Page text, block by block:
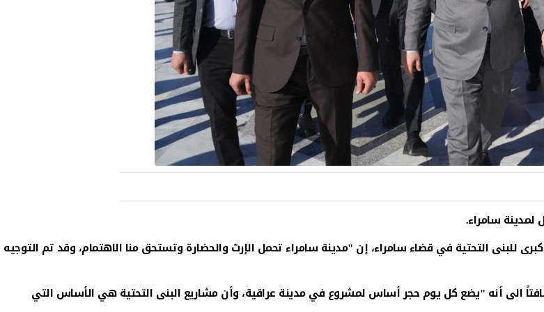
لمدينة سامراء.
في كلمة له خلال مراسيم إطلاق الأعمال التنفيذية لـ (3) مشاريع كبرى للبنى التحتية في قضاء سامراء، إن "مدينة سامراء تحمل الإرث والحضارة وتستحق منا الاهتمام، وقد تم التوجيه
الى أنه "يضع كل يوم حجر أساس لمشروع في مدينة عراقية، وأن مشاريع البنى التحتية هي الأساس التي